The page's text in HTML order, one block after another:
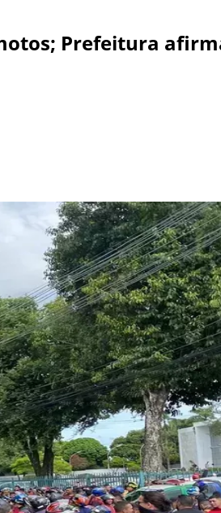
Prefeitura